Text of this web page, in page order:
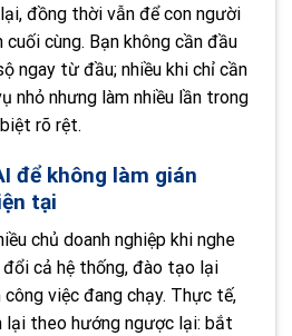
đồng thời vẫn để con người
cùng. Bạn không cần đầu
ngay từ đầu; nhiều khi chỉ cần
nhỏ nhưng làm nhiều lần trong
rõ rệt.
để không làm gián
tại
chủ doanh nghiệp khi nghe
cả hệ thống, đào tạo lại
việc đang chạy. Thực tế,
lại theo hướng ngược lại: bắt